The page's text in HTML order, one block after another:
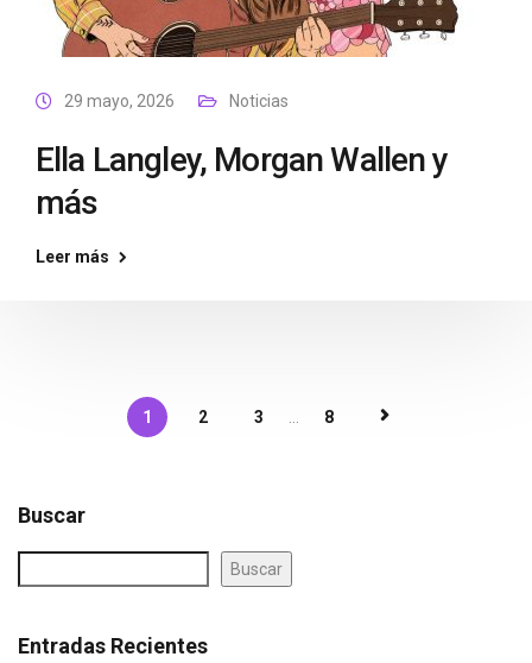
29 mayo, 2026 Noticias
Ella Langley, Morgan Wallen y
más
Leer más
1 2 3 8
Buscar
Buscar
Entradas Recientes